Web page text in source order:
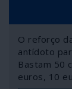
portanto,
nuclear deixa
garantir
estratégica".
preventivos
mundo que
O reforço
antídoto
Bastam 50
euros, 10